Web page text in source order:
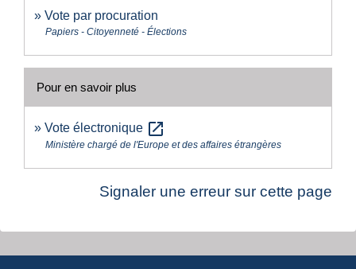
Vote par procuration
Papiers - Citoyenneté - Élections
Pour en savoir plus
Vote électronique open_in_new
Ministère chargé de l'Europe et des affaires étrangères
Signaler une erreur sur cette page